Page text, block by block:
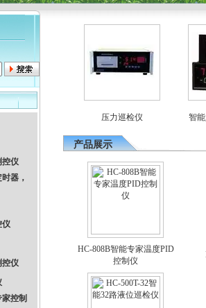
控仪
器，
仪
控仪
控制
压力巡检仪 智能
产品展示
HC-808B智能专家温度PID
控制仪